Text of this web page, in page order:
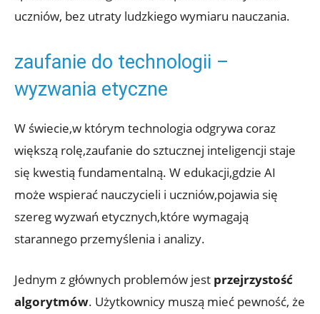
uczniów, bez utraty ludzkiego wymiaru nauczania.
zaufanie do technologii –
wyzwania etyczne
W świecie,w którym technologia odgrywa coraz
większą rolę,zaufanie do sztucznej inteligencji staje
się kwestią fundamentalną. W edukacji,gdzie AI
może wspierać nauczycieli i uczniów,pojawia się
szereg wyzwań etycznych,które wymagają
starannego przemyślenia i analizy.
Jednym z głównych problemów jest przejrzystość
algorytmów. Użytkownicy muszą mieć pewność, że